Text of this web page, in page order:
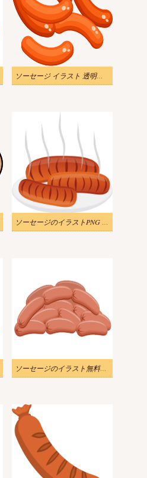
ソーセージ イラスト 透明イメージ
ソーセージのイラストPNG 無料 2
ソーセージのイラスト無料ダウンロード